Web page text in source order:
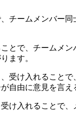
ームメンバー
とで、チームメ
ます。
け入れること
由に意見を言
入れることで